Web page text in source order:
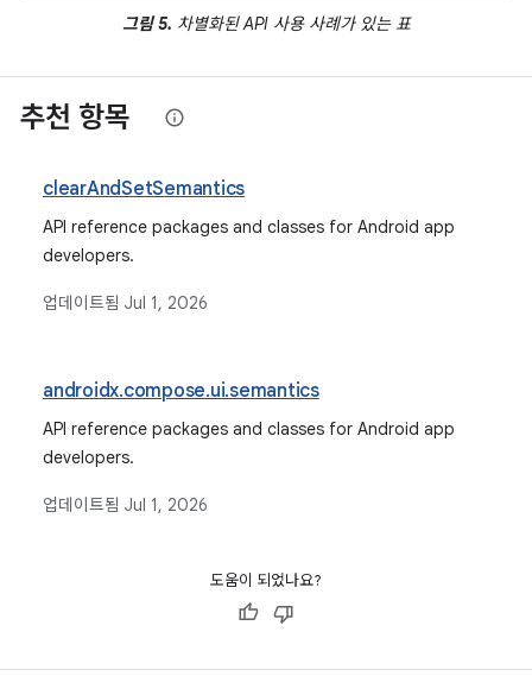
그림 5. 차별화된 API 사용 사례가 있는 표
추천 항목
clearAndSetSemantics
API reference packages and classes for Android app
developers.
업데이트됨 Jul 1, 2026
androidx.compose.ui.semantics
API reference packages and classes for Android app
developers.
업데이트됨 Jul 1, 2026
도움이 되었나요?